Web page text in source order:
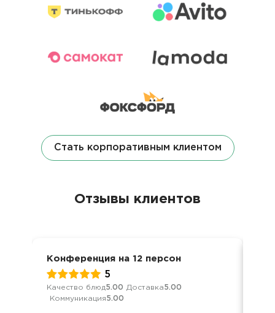
Стать корпоративным клиентом
Отзывы клиентов
Конференция на 12 персон
5
Качество блюд5.00 Доставка5.00
Коммуникация5.00